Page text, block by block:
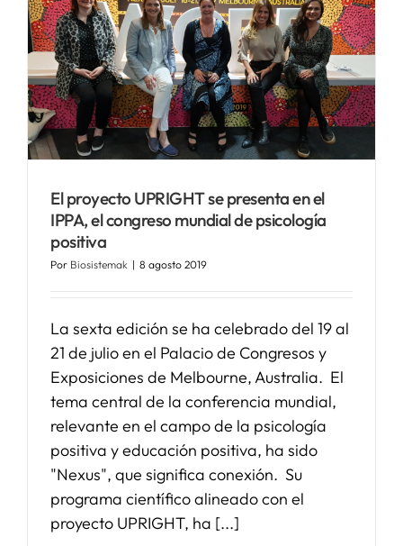
El proyecto UPRIGHT se presenta en el
IPPA, el congreso mundial de psicología
positiva
Por Biosistemak | 8 agosto 2019
La sexta edición se ha celebrado del 19 al
21 de julio en el Palacio de Congresos y
Exposiciones de Melbourne, Australia. El
tema central de la conferencia mundial,
relevante en el campo de la psicología
positiva y educación positiva, ha sido
"Nexus", que significa conexión. Su
programa científico alineado con el
proyecto UPRIGHT, ha [...]